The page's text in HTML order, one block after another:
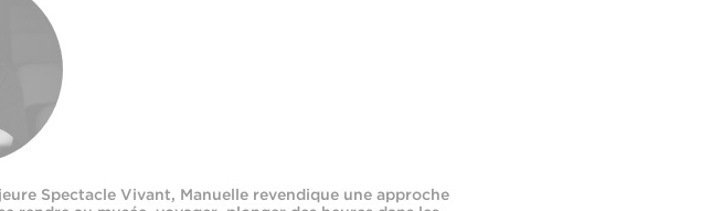
Spectacle Vivant, Manuelle revendique une approche